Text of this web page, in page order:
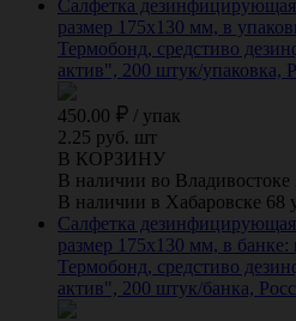
Салфетка
размер 175х130 мм, в
Термобонд, средстиво
актив", 200 штук/
450.00 / упак
2.25 руб. шт
В КОРЗИНУ
В наличии во Владивостоке
В наличии в Хабаровске 68
Салфетка
размер 175х130 мм, в
Термобонд, средстиво
актив", 200 штук/банка,